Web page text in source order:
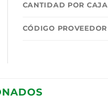
CANTIDAD POR CAJA
CÓDIGO PROVEEDOR